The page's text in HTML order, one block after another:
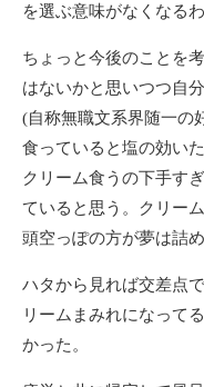
を選ぶ意味がなくなるわ
ちょっと今後のことを
はないかと思いつつ自
(自称無職文系界随一の
食っていると塩の効い
クリーム食うの下手す
ていると思う。クリー
頭空っぽの方が夢は詰
ハタから見れば交差点
リームまみれになって
かった。